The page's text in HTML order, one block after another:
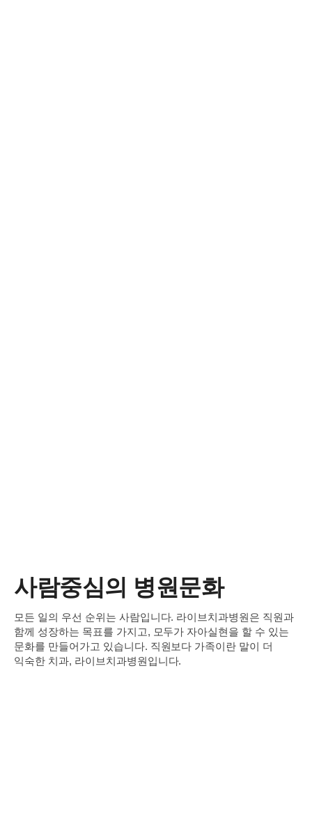
사람중심의 병원문화
모든 일의 우선 순위는 사람입니다. 라이브치과병원은 직원과
함께 성장하는 목표를 가지고, 모두가 자아실현을 할 수 있는
문화를 만들어가고 있습니다. 직원보다 가족이란 말이 더
익숙한 치과, 라이브치과병원입니다.